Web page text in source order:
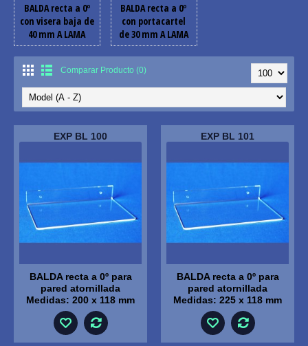
BALDA recta a 0º
con visera baja de
40 mm A LAMA
BALDA recta a 0º
con portacartel
de 30 mm A LAMA
Comparar Producto (0)
EXP BL 100
BALDA recta a 0º para
pared atornillada
Medidas: 200 x 118 mm
EXP BL 101
BALDA recta a 0º para
pared atornillada
Medidas: 225 x 118 mm